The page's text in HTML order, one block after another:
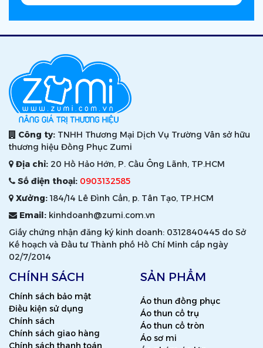
Công ty: TNHH Thương Mại Dịch Vụ Trường Vân sở hữu
thương hiệu Đồng Phục Zumi
Địa chỉ: 20 Hồ Hảo Hớn, P. Cầu Ông Lãnh, TP.HCM
Số điện thoại: 0903132585
Xưởng:184/14 Lê Đình Cẩn, p. Tân Tạo, TP.HCM
Email: kinhdoanh@zumi.com.vn
Giấy chứng nhận đăng ký kinh doanh: 0312840445 do Sở
Kế hoạch và Đầu tư Thành phố Hồ Chí Minh cấp ngày
02/7/2014
CHÍNH SÁCH
Chính sách bảo mật
Điều kiện sử dụng
Chính sách
Chính sách giao hàng
SẢN PHẨM
Áo thun đồng phục
Áo thun cổ trụ
Áo thun cổ tròn
Áo sơ mi